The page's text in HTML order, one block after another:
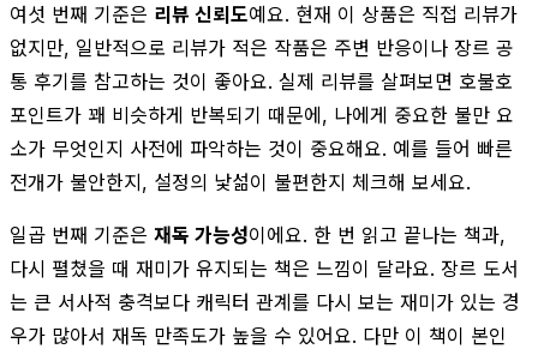
여섯 번째 기준은 리뷰 신뢰도예요. 현재 이 상품은 직접 리뷰가
없지만, 일반적으로 리뷰가 적은 작품은 주변 반응이나 장르 공
통 후기를 참고하는 것이 좋아요. 실제 리뷰를 살펴보면 호불호
포인트가 꽤 비슷하게 반복되기 때문에, 나에게 중요한 불만 요
소가 무엇인지 사전에 파악하는 것이 중요해요. 예를 들어 빠른
전개가 불안한지, 설정의 낯섦이 불편한지 체크해 보세요.
일곱 번째 기준은 재독 가능성이에요. 한 번 읽고 끝나는 책과,
다시 펼쳤을 때 재미가 유지되는 책은 느낌이 달라요. 장르 도서
는 큰 서사적 충격보다 캐릭터 관계를 다시 보는 재미가 있는 경
우가 많아서 재독 만족도가 높을 수 있어요. 다만 이 책이 본인